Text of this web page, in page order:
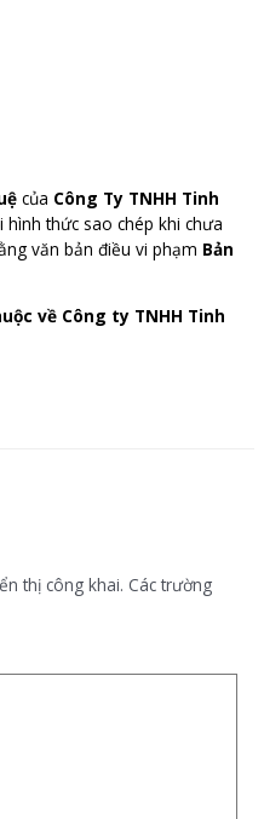
của Công Ty TNHH Tinh
hình thức sao chép khi chưa
văn bản điều vi phạm Bản
về Công ty TNHH Tinh
thị công khai. Các trường